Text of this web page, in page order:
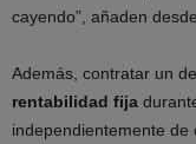
cayendo”, añaden
Además, contratar un
rentabilidad fija
independientemente de